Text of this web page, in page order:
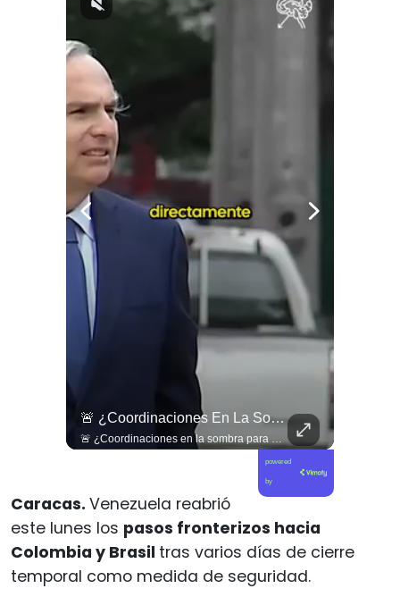
🚨 ¿Coordinaciones En La Sombra Para Blindar Una Candidatura Presidencial?
🚨 ¿Coordinaciones en la sombra para blindar una candidatura presidencial? Nuevos chats salpican a Andrés Chadwick. 🇨🇱⚖️ Mensajes incautados por la Fiscalía revelan que el exministro operó junto a Luis Hermosilla para preparar a testigos clave en la causa por coimas de LAN en 2009. Las conversaciones desmienten la versión de Chadwick sobre haberse enterado del caso por la prensa, exponiendo una estrategia judicial y comunicacional para evitar que el escándalo de información privilegiada y pagos indebidos afectara la carrera de Sebastián Piñera a La Moneda. 📲💣 🎥 Revisa el desglose completo de los chats y los detalles del reportaje en elciudadano.com 🔗 (Link en la biografía). ¿Qué impacto crees que tienen estas revelaciones en la trastienda del poder político? Te leemos en los comentarios. 💬👇🏼
powered
by
Caracas. Venezuela reabrió
este lunes los pasos fronterizos hacia
Colombia y Brasil tras varios días de cierre
temporal como medida de seguridad.